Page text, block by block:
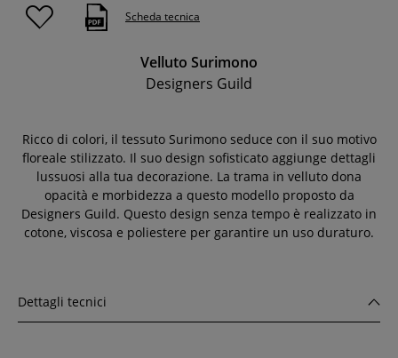
Scheda tecnica
Velluto Surimono
Designers Guild
Ricco di colori, il tessuto Surimono seduce con il suo motivo
floreale stilizzato. Il suo design sofisticato aggiunge dettagli
lussuosi alla tua decorazione. La trama in velluto dona
opacità e morbidezza a questo modello proposto da
Designers Guild. Questo design senza tempo è realizzato in
cotone, viscosa e poliestere per garantire un uso duraturo.
Dettagli tecnici